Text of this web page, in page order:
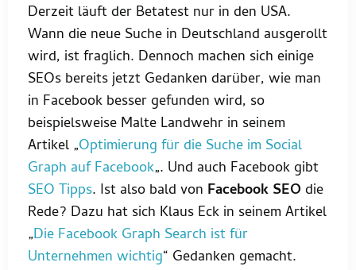
Derzeit läuft der Betatest nur in den USA.
Wann die neue Suche in Deutschland ausgerollt
wird, ist fraglich. Dennoch machen sich einige
SEOs bereits jetzt Gedanken darüber, wie man
in Facebook besser gefunden wird, so
beispielsweise Malte Landwehr in seinem
Artikel „Optimierung für die Suche im Social
Graph auf Facebook„. Und auch Facebook gibt
SEO Tipps. Ist also bald von Facebook SEO die
Rede? Dazu hat sich Klaus Eck in seinem Artikel
„Die Facebook Graph Search ist für
Unternehmen wichtig“ Gedanken gemacht.